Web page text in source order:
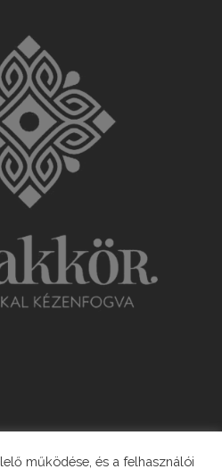
működése, és a felhasználói